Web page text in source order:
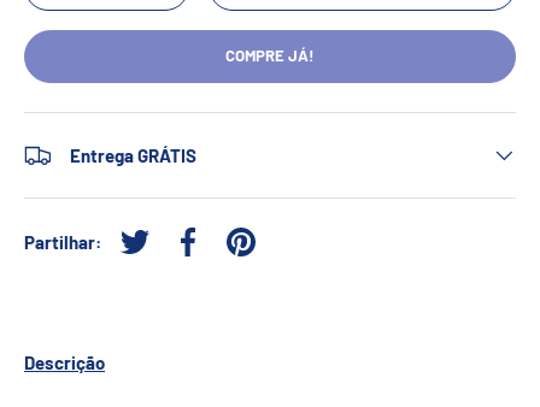
COMPRE JÁ!
Entrega GRÁTIS
Partilhar:
Tweetar no Twitter
Partilhar no Facebook
Afixar no Pinterest
Descrição